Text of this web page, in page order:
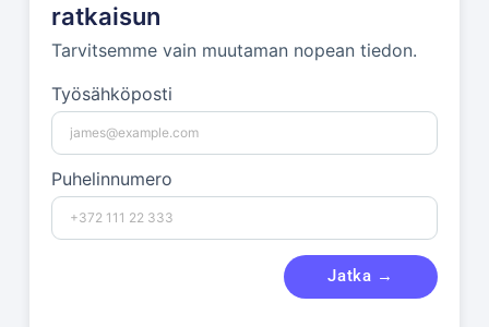
ratkaisun
Tarvitsemme vain muutaman nopean tiedon.
Työsähköposti
Puhelinnumero
Jatka →